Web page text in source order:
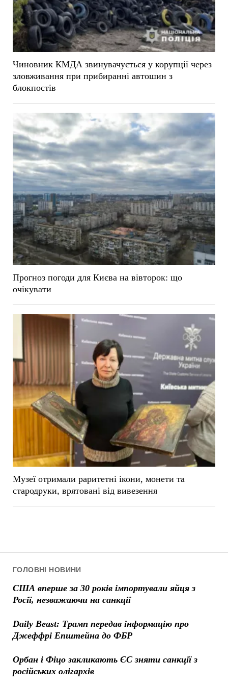
ГОЛОВНІ НОВИНИ
США вперше за 30 років імпортували яйця з
Росії, незважаючи на санкції
Daily Beast: Трамп передав інформацію про
Джеффрі Епштейна до ФБР
Орбан і Фіцо закликають ЄС зняти санкції з
російських олігархів
Чиновник КМДА звинувачується у корупції через
зловживання при прибиранні автошин з
блокпостів
Прогноз погоди для Києва на вівторок: що
очікувати
Музеї отримали раритетні ікони, монети та
стародруки, врятовані від вивезення